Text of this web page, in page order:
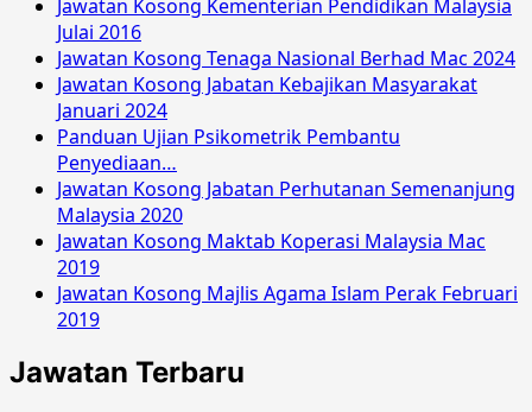
Jawatan Kosong Kementerian Pendidikan Malaysia
Julai 2016
Jawatan Kosong Tenaga Nasional Berhad Mac 2024
Jawatan Kosong Jabatan Kebajikan Masyarakat
Januari 2024
Panduan Ujian Psikometrik Pembantu
Penyediaan…
Jawatan Kosong Jabatan Perhutanan Semenanjung
Malaysia 2020
Jawatan Kosong Maktab Koperasi Malaysia Mac
2019
Jawatan Kosong Majlis Agama Islam Perak Februari
2019
Jawatan Terbaru